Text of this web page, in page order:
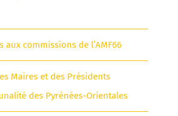
aux commissions de l’AMF66
Maires et des Présidents
des Pyrénées-Orientales